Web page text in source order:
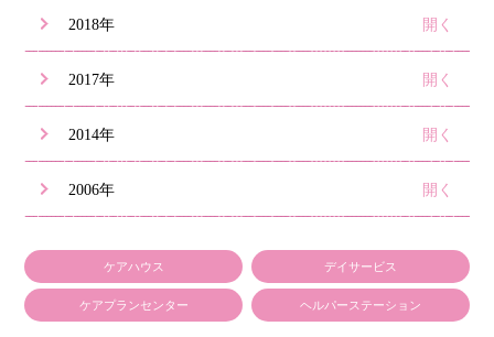
2018年
2017年
2014年
2006年
ケアハウス デイサービス
ケアプランセンター ヘルパーステーション